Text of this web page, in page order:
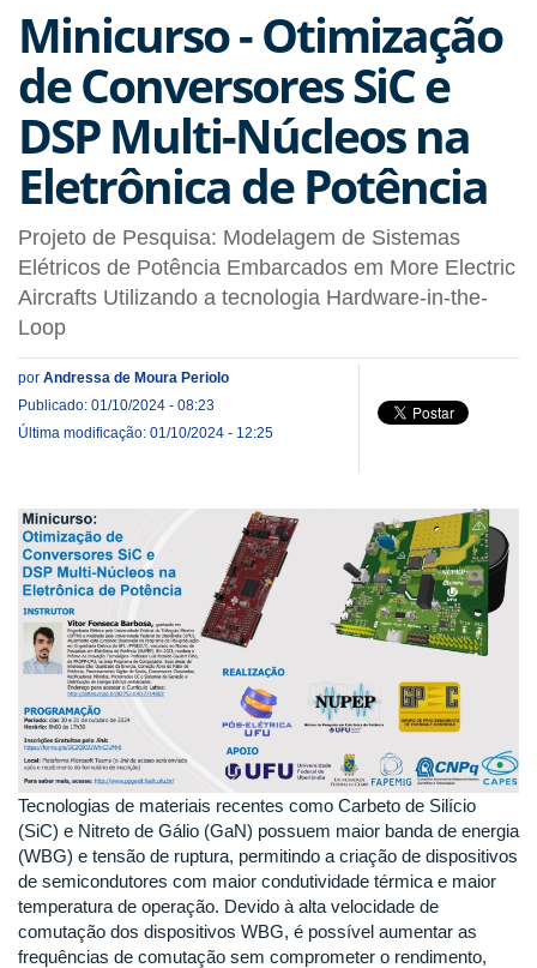
Minicurso - Otimização
de Conversores SiC e
DSP Multi-Núcleos na
Eletrônica de Potência
Projeto de Pesquisa: Modelagem de Sistemas
Elétricos de Potência Embarcados em More Electric
Aircrafts Utilizando a tecnologia Hardware-in-the-
Loop
por Andressa de Moura Periolo
Publicado: 01/10/2024 - 08:23
Última modificação: 01/10/2024 - 12:25
Tecnologias de materiais recentes como Carbeto de Silício
(SiC) e Nitreto de Gálio (GaN) possuem maior banda de energia
(WBG) e tensão de ruptura, permitindo a criação de dispositivos
de semicondutores com maior condutividade térmica e maior
temperatura de operação. Devido à alta velocidade de
comutação dos dispositivos WBG, é possível aumentar as
frequências de comutação sem comprometer o rendimento,